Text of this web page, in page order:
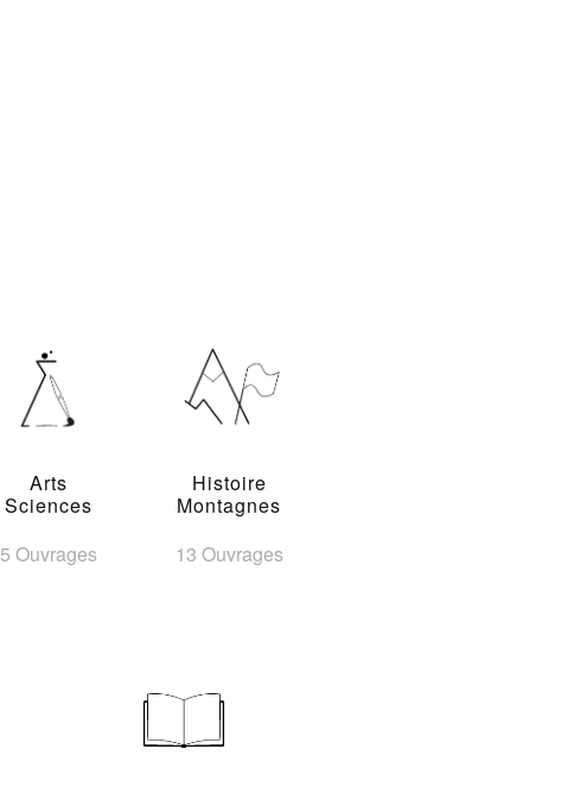
Arts
Sciences
5 Ouvrages
Histoire
Montagnes
13 Ouvrages